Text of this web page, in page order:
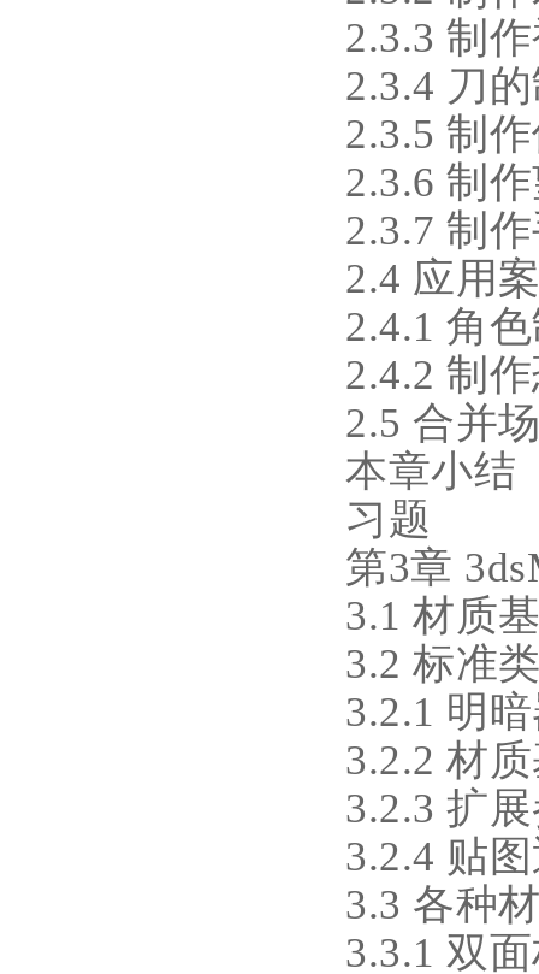
2.3.3 制
2.3.4 刀
2.3.5 制
2.3.6 制
2.3.7 制
2.4 应用
2.4.1 角
2.4.2 制
2.5 合并
本章小结
习题
第3章
3.1 材质
3.2 标准
3.2.1 明
3.2.2 材
3.2.3 扩
3.2.4 贴
3.3 各种
3.3.1 双